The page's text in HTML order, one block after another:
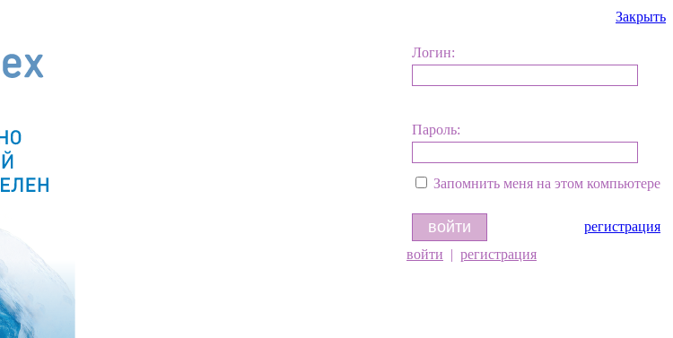
Закрыть
Логин:
Пароль:
Запомнить меня на этом компьютере
регистрация
войти | регистрация